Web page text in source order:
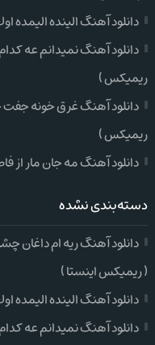
دانلود آهنگ الینده الیمده
دانلود آهنگ نمیدانم عه
ریمیکس )
دانلود آهنگ غرق خونه
ریمیکس )
دانلود آهنگ مه جان مار از
دسته‌بندی نشده
دانلود آهنگ ریه ام داغان
( ریمیکس اینستا )
دانلود آهنگ الینده الیمده
دانلود آهنگ نمیدانم عه